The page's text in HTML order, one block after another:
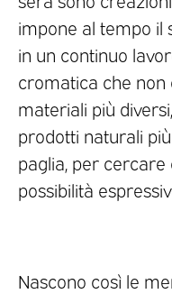
impone al tempo il
in un continuo
cromatica che
materiali più
prodotti naturali
paglia, per
possibilità
Nascono così le